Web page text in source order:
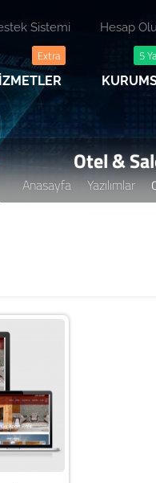
Hesap
Sistemi
Extra 5
Otel &
Anasayfa Yazılımlar